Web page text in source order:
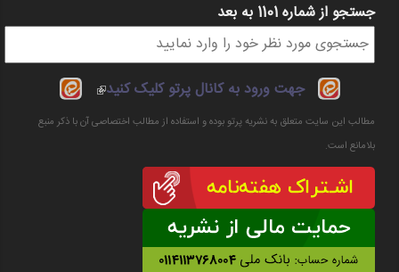
فرم جستجو
جستجو از شماره 1101 به بعد
جهت ورود به کانال پرتو کلیک کنید
(link is
external)
مطالب این سایت متعلق به نشریه پرتو بوده و استفاده از مطالب اختصاصی آن با ذکر منبع
بلامانع است.